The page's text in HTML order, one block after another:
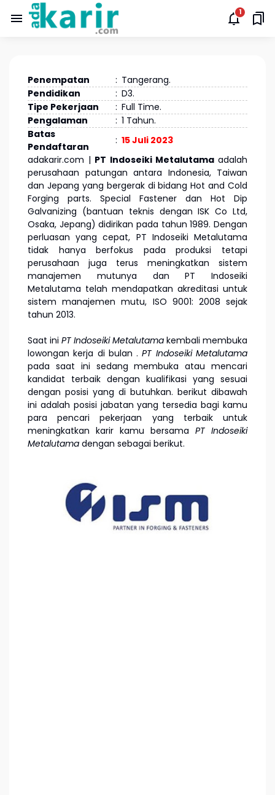
Penempatan : Tangerang.
Pendidikan
: D3.
Tipe Pekerjaan
: Full Time.
Pengalaman
: 1 Tahun.
Batas
Pendaftaran
: 15 Juli 2023
adakarir.com | PT Indoseiki Metalutamaadalah
perusahaan patungan antara Indonesia, Taiwan
dan Jepang yang bergerak di bidang Hot and Cold
Forging parts. Special Fastener dan Hot Dip
Galvanizing (bantuan teknis dengan ISK Co Ltd,
Osaka, Jepang) didirikan pada tahun 1989. Dengan
perluasan yang cepat, PT Indoseiki Metalutama
tidak hanya berfokus pada produksi tetapi
perusahaan juga terus meningkatkan sistem
manajemen mutunya dan PT Indoseiki
Metalutama telah mendapatkan akreditasi untuk
sistem manajemen mutu, ISO 9001: 2008 sejak
tahun 2013.
Saat ini PT Indoseiki Metalutama kembali membuka
lowongan kerja di bulan.PT Indoseiki Metalutama
pada saat ini sedang membuka atau mencari
kandidat terbaik dengan kualifikasi yang sesuai
dengan posisi yang di butuhkan. berikut dibawah
ini adalah posisi jabatan yang tersedia bagi kamu
para pencari pekerjaan yang terbaik untuk
meningkatkan karir kamu bersama PT Indoseiki
Metalutama dengan sebagai berikut.